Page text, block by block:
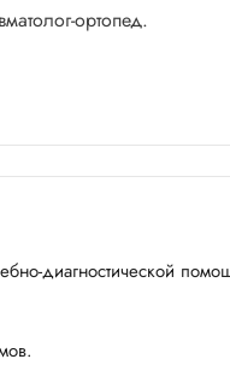
ортопед.
диагностической